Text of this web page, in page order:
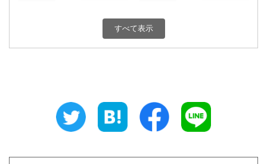
180円 富山県
180円 三重県
すべて表示